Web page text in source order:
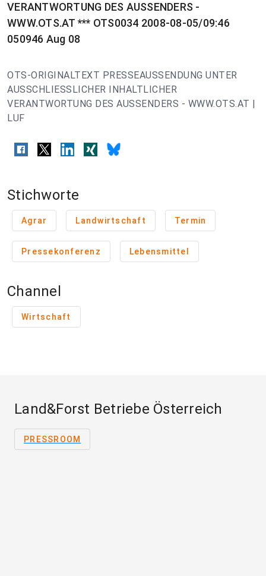
VERANTWORTUNG DES AUSSENDERS -
WWW.OTS.AT *** OTS0034 2008-08-05/09:46
050946 Aug 08
OTS-ORIGINALTEXT PRESSEAUSSENDUNG UNTER
AUSSCHLIESSLICHER INHALTLICHER
VERANTWORTUNG DES AUSSENDERS - WWW.OTS.AT |
LUF
Stichworte
Agrar Landwirtschaft Termin
Pressekonferenz Lebensmittel
Channel
Wirtschaft
Land&Forst Betriebe Österreich
PRESSROOM